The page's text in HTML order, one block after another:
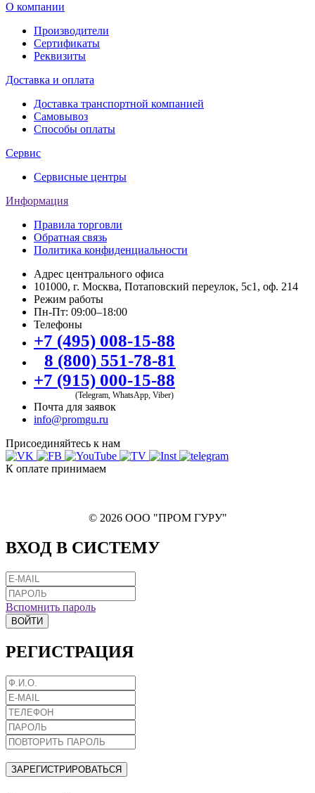
О компании
Производители
Сертификаты
Реквизиты
Доставка и оплата
Доставка транспортной компанией
Самовывоз
Способы оплаты
Сервис
Сервисные центры
Информация
Правила торговли
Обратная связь
Политика конфиденциальности
Адрес центрального офиса
101000, г. Москва, Потаповский переулок, 5с1, оф. 214
Режим работы
Пн-Пт: 09:00–18:00
Телефоны
+7 (495) 008-15-88
8 (800) 551-78-81
+7 (915) 000-15-88
(Telegram, WhatsApp, Viber)
Почта для заявок
info@promgu.ru
Присоединяйтесь к нам
К оплате принимаем
© 2026 ООО "ПРОМ ГУРУ"
ВХОД В СИСТЕМУ
Вспомнить пароль
ВОЙТИ
РЕГИСТРАЦИЯ
ЗАРЕГИСТРИРОВАТЬСЯ